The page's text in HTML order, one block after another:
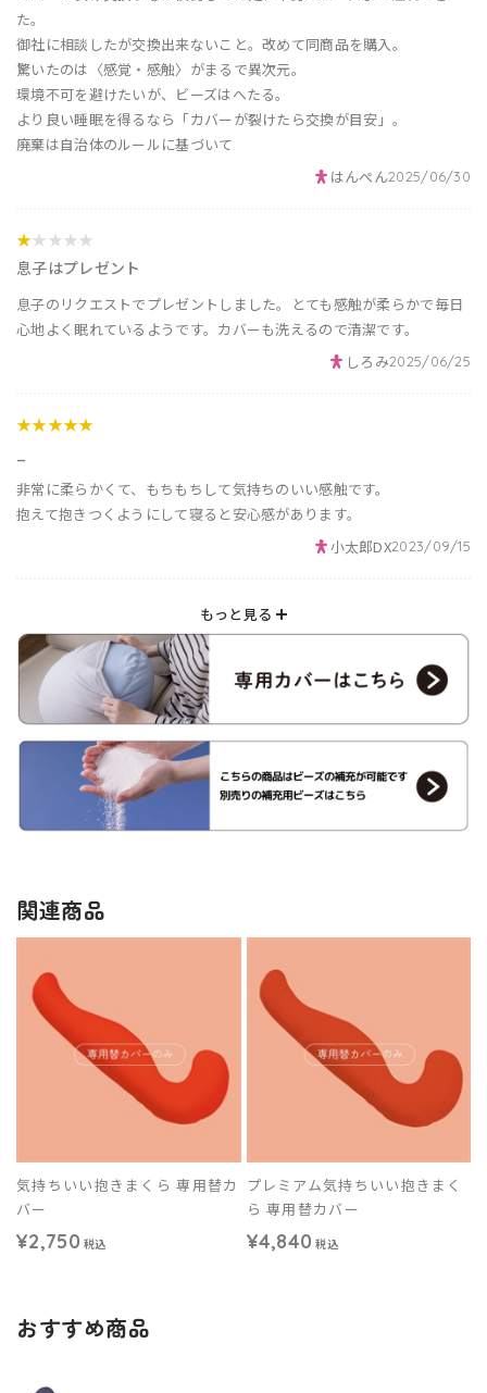
た。
御社に相談したが交換出来ないこと。改めて同商品を購入。
驚いたのは〈感覚・感触〉がまるで異次元。
環境不可を避けたいが、ビーズはへたる。
より良い睡眠を得るなら「カバーが裂けたら交換が目安」。
廃棄は自治体のルールに基づいて
はんぺん2025/06/30
息子はプレゼント
★★★★★
息子のリクエストでプレゼントしました。とても感触が柔らかで毎日
心地よく眠れているようです。カバーも洗えるので清潔です。
しろみ2025/06/25
★★★★★
非常に柔らかくて、もちもちして気持ちのいい感触です。
抱えて抱きつくようにして寝ると安心感があります。
小太郎DX2023/09/15
もっと見る
関連商品
気持ちいい抱きまくら 専用替カ
バー
¥2,750 税込
プレミアム気持ちいい抱きまく
ら 専用替カバー
¥4,840 税込
おすすめ商品